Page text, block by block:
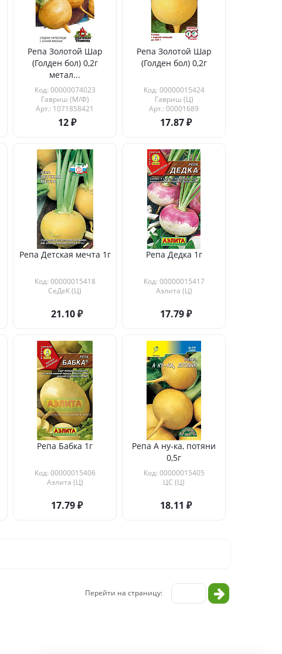
Репа Золотой Шар
(Голден бол) 0,2г
метал...
Код: 00000074023
Гавриш (М/Ф)
Арт.: 1071858421
12
Репа Золотой Шар
(Голден бол) 0,2г
Код: 00000015424
Гавриш (Ц)
Арт.: 00001689
17.87
Репа Детская мечта 1г
Код: 00000015418
СеДеК (Ц)
21.10
Репа Дедка 1г
Код: 00000015417
Аэлита (Ц)
17.79
Репа Бабка 1г
Код: 00000015406
Аэлита (Ц)
17.79
Репа А ну-ка, потяни
0,5г
Код: 00000015405
ЦС (Ц)
18.11
Перейти на страницу: